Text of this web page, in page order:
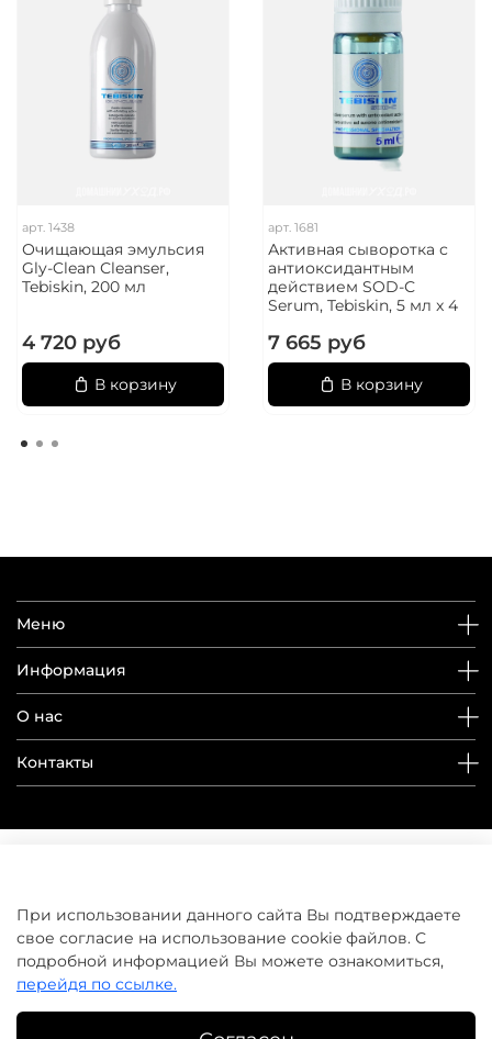
арт. 1438
Очищающая эмульсия
Gly-Clean Сleanser,
Tebiskin, 200 мл
4 720 руб
В корзину
арт. 1681
Активная сыворотка с
антиоксидантным
действием SOD-С
Serum, Tebiskin, 5 мл x 4
7 665 руб
В корзину
Меню
Информация
О нас
Контакты
При использовании данного сайта Вы подтверждаете
свое согласие на использование cookie файлов. С
подробной информацией Вы можете ознакомиться,
перейдя по ссылке.